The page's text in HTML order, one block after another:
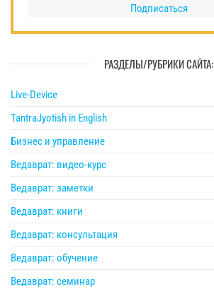
Подписаться
РАЗДЕЛЫ/РУБРИКИ САЙТА:
Live-Device
TantraJyotish in English
Бизнес и управление
Ведаврат: видео-курс
Ведаврат: заметки
Ведаврат: книги
Ведаврат: консультация
Ведаврат: обучение
Ведаврат: семинар